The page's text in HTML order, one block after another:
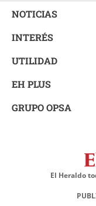
NOTICIAS
INTERÉS
UTILIDAD
EH PLUS
GRUPO OPSA
El Heraldo